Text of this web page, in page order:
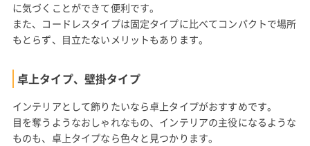
に気づくことができて便利です。
また、コードレスタイプは固定タイプに比べてコンパクトで場所
もとらず、目立たないメリットもあります。
卓上タイプ、壁掛タイプ
インテリアとして飾りたいなら卓上タイプがおすすめです。
目を奪うようなおしゃれなもの、インテリアの主役になるような
ものも、卓上タイプなら色々と見つかります。